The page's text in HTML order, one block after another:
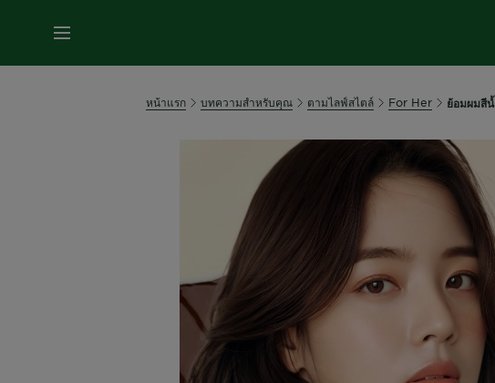
หน้าแรก บทความสำหรับคุณ ตามไลฟ์สไตล์ For Her ย้อมผมสี